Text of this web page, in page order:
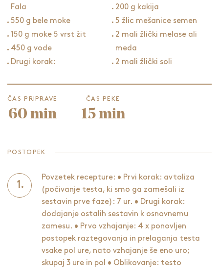
Fala
550 g bele moke
150 g moke 5 vrst žit
450 g vode
Drugi korak:
200 g kakija
5 žlic mešanice semen
2 mali žlički melase ali
meda
2 mali žlički soli
ČAS PRIPRAVE
60 min
ČAS PEKE
15 min
POSTOPEK
Povzetek recepture: • Prvi korak: avtoliza
(počivanje testa, ki smo ga zamešali iz
sestavin prve faze): 7 ur. • Drugi korak:
dodajanje ostalih sestavin k osnovnemu
zamesu. • Prvo vzhajanje: 4 x ponovljen
postopek raztegovanja in prelaganja testa
vsake pol ure, nato vzhajanje še eno uro;
skupaj 3 ure in pol • Oblikovanje: testo